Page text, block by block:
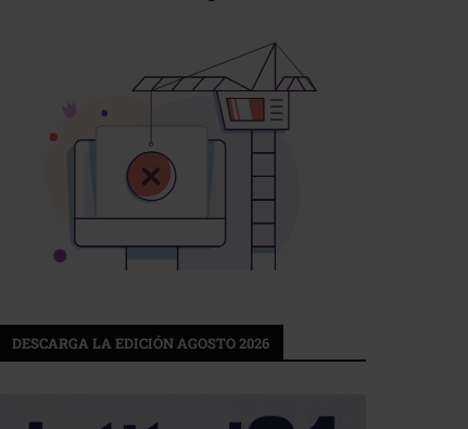
DESCARGA LA EDICIÓN AGOSTO 2026